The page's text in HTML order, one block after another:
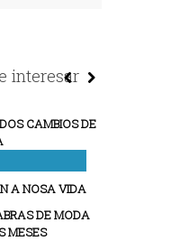
interesar
CAMBIOS DE
A NOSA VIDA
DE MODA
MESES